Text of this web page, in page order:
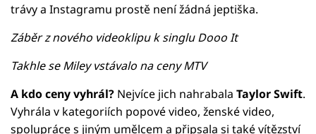
trávy a Instagramu prostě není žádná jeptiška.
Záběr z nového videoklipu k singlu Dooo It
Takhle se Miley vstávalo na ceny MTV
A kdo ceny vyhrál? Nejvíce jich nahrabala Taylor Swift.
Vyhrála v kategoriích popové video, ženské video,
spolupráce s jiným umělcem a připsala si také vítězství